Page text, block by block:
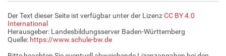
Der Text dieser Seite ist verfügbar unter der LizenzCC BY 4.0
International
Herausgeber: Landesbildungsserver Baden-Württemberg
Quelle: https://www.schule-bw.de